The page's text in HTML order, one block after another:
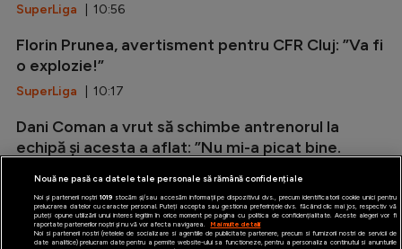
SuperLiga | 10:56
Florin Prunea, avertisment pentru CFR Cluj: ”Va fi
o explozie!”
SuperLiga | 10:17
Dani Coman a vrut să schimbe antrenorul la
echipă și acesta a aflat: ”Nu mi-a picat bine.
SuperLiga| 09:40
Nouă ne pasă ca datele tale personale să rămână confidențiale
Noi și partenerii noștri 1019stocăm și/sau accesăm informații pe dispozitivul dvs., precum identificatorii cookie unici pentru
prelucrarea datelor cu caracter personal. Puteți accepta sau gestiona preferințele dvs. făcând clic mai jos, respectiv vă
puteți opune utilizării unui interes legitim în orice moment pe pagina cu politica de confidențialitate. Aceste alegeri vor fi
raportate partenerilor noștri și nu vă vor afecta navigarea.
Mai multe detalii
Noi si partenerii nostri (retelele de socializare si agentiile de publicitate partenere, precum si furnizorii nostri de servicii de
date analitice) prelucram date pentru a permite website-ului sa functioneze, pentru a personaliza continutul si anunturile